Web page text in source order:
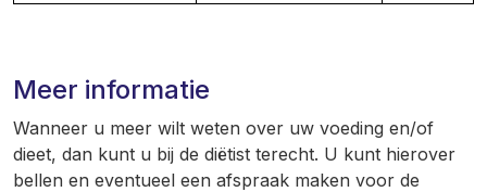
Meer informatie
Wanneer u meer wilt weten over uw voeding en/of
dieet, dan kunt u bij de diëtist terecht. U kunt hierover
bellen en eventueel een afspraak maken voor de